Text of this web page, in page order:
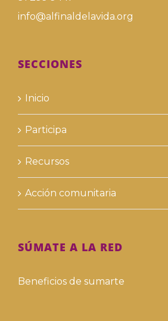
info@alfinaldelavida.org
SECCIONES
Inicio
Participa
Recursos
Acción comunitaria
SÚMATE A LA RED
Beneficios de sumarte